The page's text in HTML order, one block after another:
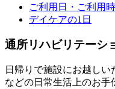
ご利用日・ご利用
デイケアの1日
通所リハビリテーシ
日帰りで施設にお越し
などの日常生活上のお手